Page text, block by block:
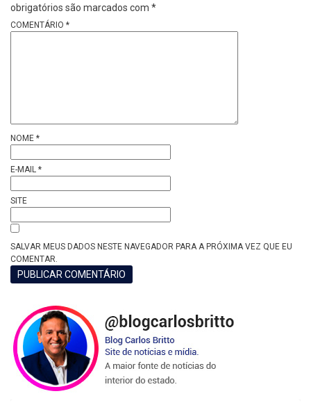
obrigatórios são marcados com *
COMENTÁRIO *
NOME *
E-MAIL *
SITE
SALVAR MEUS DADOS NESTE NAVEGADOR PARA A PRÓXIMA VEZ QUE EU
COMENTAR.